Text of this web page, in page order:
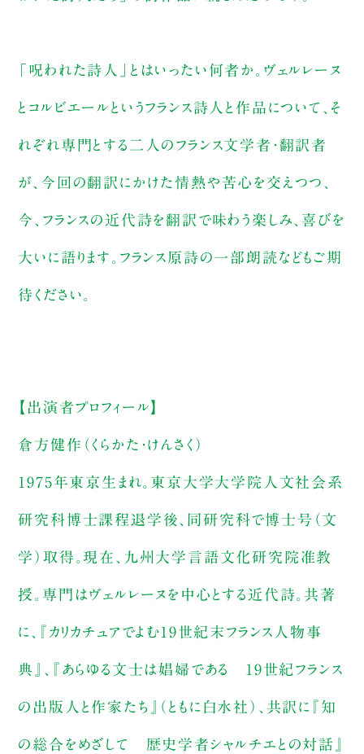
「呪われた詩人」とはいったい何者か。ヴェルレーヌ
とコルビエールというフランス詩人と作品について、そ
れぞれ専門とする二人のフランス文学者・翻訳者
が、今回の翻訳にかけた情熱や苦心を交えつつ、
今、フランスの近代詩を翻訳で味わう楽しみ、喜びを
大いに語ります。フランス原詩の一部朗読などもご期
待ください。
【出演者プロフィール】
倉方健作（くらかた・けんさく）
1975年東京生まれ。東京大学大学院人文社会系
研究科博士課程退学後、同研究科で博士号（文
学）取得。現在、九州大学言語文化研究院准教
授。専門はヴェルレーヌを中心とする近代詩。共著
に、『カリカチュアでよむ19世紀末フランス人物事
典』、『あらゆる文士は娼婦である 19世紀フランス
の出版人と作家たち』（ともに白水社）、共訳に『知
の総合をめざして 歴史学者シャルチエとの対話』